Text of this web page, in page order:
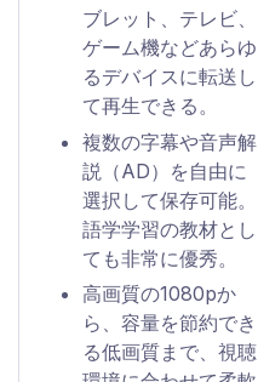
ブレット、テレビ、
ゲーム機などあらゆ
るデバイスに転送し
て再生できる。
複数の字幕や音声解
説（AD）を自由に
選択して保存可能。
語学学習の教材とし
ても非常に優秀。
高画質の1080pか
ら、容量を節約でき
る低画質まで、視聴